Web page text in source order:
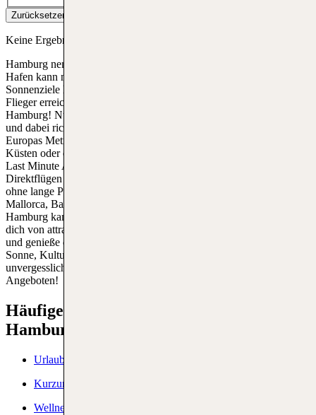
Zurücksetzen
Keine Ergebnisse gefunden
Hamburg nennt sich auch "das Tor zur Welt" - doch nicht nur vom
Hafen kann man in den Traumurlaub starten! Die beliebtesten
Sonnenziele lassen sich Last Minute ab Hamburg bequem mit dem
Flieger erreichen. Entdecke die Welt mit Last Minute Reisen ab
Hamburg! Nutze die Gelegenheit, spontan in den Urlaub zu fliegen
und dabei richtig zu sparen. Ob ein aufregender Städtetrip in
Europas Metropolen, ein entspannter Strandurlaub an den schönsten
Küsten oder ein Abenteuer in exotischen Ländern – die Auswahl an
Last Minute Angeboten ab Hamburg ist riesig. Mit zahlreichen
Direktflügen ab dem Hamburger Flughafen kannst du flexibel und
ohne lange Planung in dein nächstes Abenteuer starten. Ob nach
Mallorca, Barcelona, London, Paris, New York oder Dubai, am
Hamburg kannst du nonstop zu vielen tollen Orten fliegen! Lass
dich von attraktiven Preisen und kurzfristigen Angeboten inspirieren
und genieße deinen wohlverdienten Urlaub, ganz gleich, ob du
Sonne, Kultur oder Erholung suchst. Buche jetzt und erlebe
unvergessliche Momente mit TUI Last Minute ab Hamburg
Angeboten!
Häufige Fragen zu Last Minute Urlaub in
Hamburg
Urlaub Hamburg
Kurzurlaub Hamburg
Wellnesshotel Hamburg